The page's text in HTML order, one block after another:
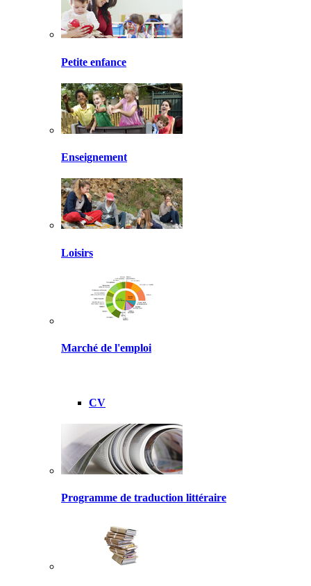
Petite enfance
Enseignement
Loisirs
Marché de l'emploi
CV
Programme de traduction littéraire